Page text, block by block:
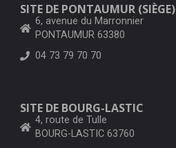
SITE DE PONTAUMUR (SIÈGE)
6, avenue du Marronnier
PONTAUMUR 63380
04 73 79 70 70
SITE DE BOURG-LASTIC
4, route de Tulle
BOURG-LASTIC 63760